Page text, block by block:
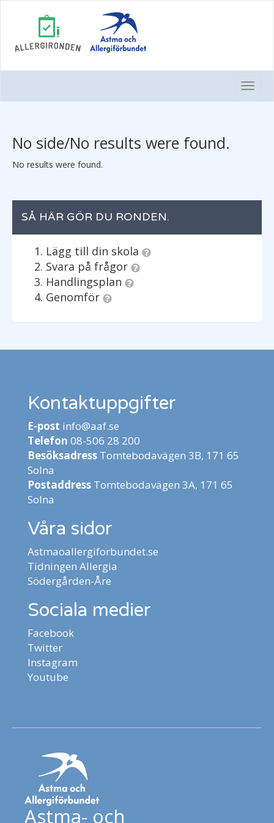
No side/No results were found.
No results were found.
SÅ HÄR GÖR DU RONDEN.
Lägg till din skola
Svara på frågor
Handlingsplan
Genomför
Kontaktuppgifter
E-post info@aaf.se
Telefon 08-506 28 200
Besöksadress Tomtebodavägen 3B, 171 65
Solna
Postaddress Tomtebodavägen 3A, 171 65
Solna
Våra sidor
Astmaoallergiforbundet.se
Tidningen Allergia
Södergården-Åre
Sociala medier
Facebook
Twitter
Instagram
Youtube
Astma- och